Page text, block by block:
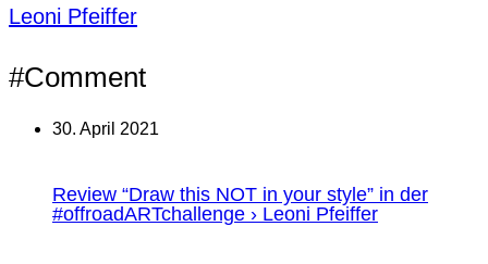
Leoni Pfeiffer
#Comment
30. April 2021
Review “Draw this NOT in your style” in der
#offroadARTchallenge › Leoni Pfeiffer